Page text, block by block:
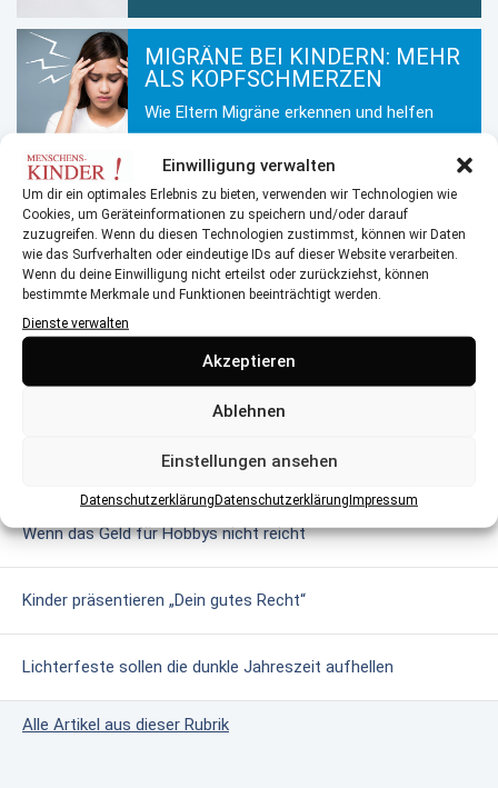
Einwilligung verwalten
Um dir ein optimales Erlebnis zu bieten, verwenden wir Technologien wie
Cookies, um Geräteinformationen zu speichern und/oder darauf
zuzugreifen. Wenn du diesen Technologien zustimmst, können wir Daten
wie das Surfverhalten oder eindeutige IDs auf dieser Website verarbeiten.
Wenn du deine Einwilligung nicht erteilst oder zurückziehst, können
bestimmte Merkmale und Funktionen beeinträchtigt werden.
Dienste verwalten
Akzeptieren
Ablehnen
Einstellungen ansehen
DatenschutzerklärungDatenschutzerklärungImpressum
MIGRÄNE BEI KINDERN: MEHR
ALS KOPFSCHMERZEN
Wie Eltern Migräne erkennen und helfen
KINDERHAUT IM WINTER: SO
BLEIBT SIE GESUND UND
GEPFLEGT
Hautpflege für Kinder in der kalten
Jahreszeit
MEHR AUS DEM BEREICH
Silvester feiern mit Kindern
Wenn das Geld für Hobbys nicht reicht
Kinder präsentieren „Dein gutes Recht“
Lichterfeste sollen die dunkle Jahreszeit aufhellen
Alle Artikel aus dieser Rubrik